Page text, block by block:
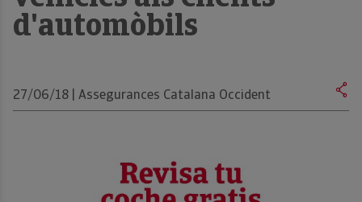
d'automòbils
27/06/18 | Assegurances Catalana Occident